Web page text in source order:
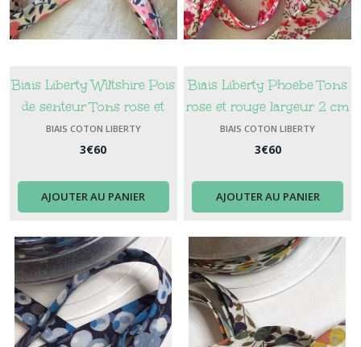
Biais Liberty Wiltshire Pois
de senteur Tons rose et
saumon largeur 2 cm
BIAIS COTON LIBERTY
3€60
AJOUTER AU PANIER
Biais Liberty Phoebe Tons
rose et rouge largeur 2 cm
BIAIS COTON LIBERTY
3€60
AJOUTER AU PANIER